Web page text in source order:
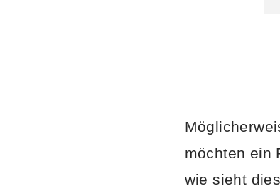
möchten ein
wie sieht